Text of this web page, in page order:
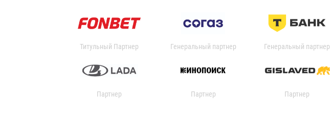
Титульный Партнер Генеральный партнер Генеральный партнер
Партнер Партнер Партнер